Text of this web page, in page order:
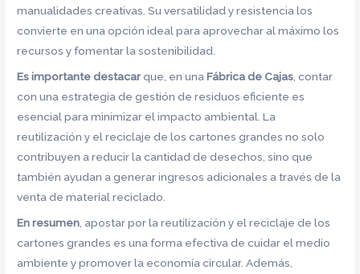
manualidades creativas. Su versatilidad y resistencia los
convierte en una opción ideal para aprovechar al máximo los
recursos y fomentar la sostenibilidad.
Es importante destacarque, en unaFábrica de Cajas , contar
con una estrategia de gestión de residuos eficiente es
esencial para minimizar el impacto ambiental. La
reutilización y el reciclaje de los cartones grandes no solo
contribuyen a reducir la cantidad de desechos, sino que
también ayudan a generar ingresos adicionales a través de la
venta de material reciclado.
En resumen , apostar por la reutilización y el reciclaje de los
cartones grandes es una forma efectiva de cuidar el medio
ambiente y promover la economía circular. Además,